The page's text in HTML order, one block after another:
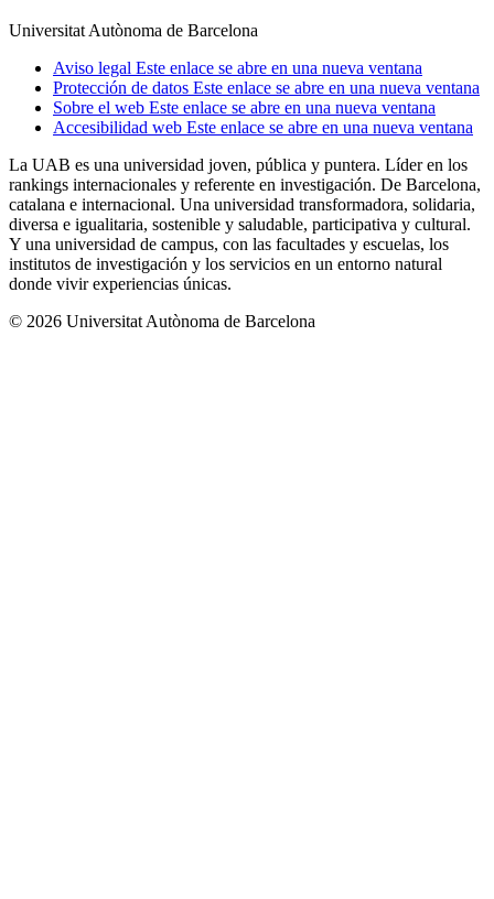
Universitat Autònoma de Barcelona
Aviso legal Este enlace se abre en una nueva ventana
Protección de datos Este enlace se abre en una nueva ventana
Sobre el web Este enlace se abre en una nueva ventana
Accesibilidad web Este enlace se abre en una nueva ventana
La UAB es una universidad joven, pública y puntera. Líder en los
rankings internacionales y referente en investigación. De Barcelona,
catalana e internacional. Una universidad transformadora, solidaria,
diversa e igualitaria, sostenible y saludable, participativa y cultural.
Y una universidad de campus, con las facultades y escuelas, los
institutos de investigación y los servicios en un entorno natural
donde vivir experiencias únicas.
© 2026 Universitat Autònoma de Barcelona